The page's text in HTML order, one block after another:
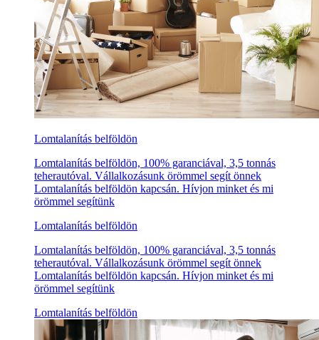
Lomtalanítás belföldön
Lomtalanítás belföldön, 100% garanciával, 3,5 tonnás
teherautóval. Vállalkozásunk örömmel segít önnek
Lomtalanítás belföldön kapcsán. Hívjon minket és mi
örömmel segítünk
Lomtalanítás belföldön
Lomtalanítás belföldön, 100% garanciával, 3,5 tonnás
teherautóval. Vállalkozásunk örömmel segít önnek
Lomtalanítás belföldön kapcsán. Hívjon minket és mi
örömmel segítünk
Lomtalanítás belföldön